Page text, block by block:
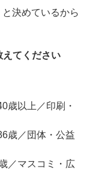
決めているから
てください
歳以上／印刷・
歳／団体・公益
／マスコミ・広